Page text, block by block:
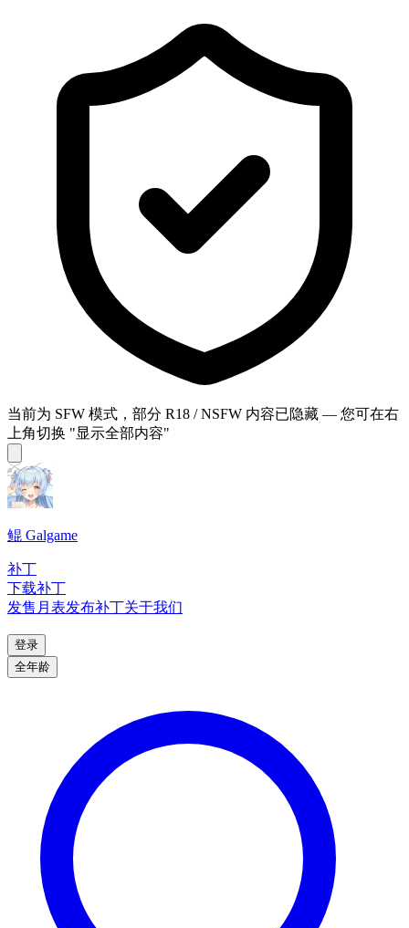
当前为 SFW 模式，部分 R18 / NSFW 内容已隐藏 — 您可在右
上角切换 "显示全部内容"
鲲 Galgame
补丁
下载补丁
发售月表发布补丁关于我们
登录
全年龄